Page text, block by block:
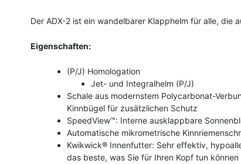
Der ADX-2 ist ein wandelbarer Klapphelm für alle, die
Eigenschaften:
(P/J) Homologation
Jet- und Integralhelm (P/J)
Schale aus modernstem Polycarbonat-
Kinnbügel für zusätzlichen Schutz
SpeedView™: Interne ausklappbare
Automatische mikrometrische
Kwikwick® Innenfutter: Sehr effektiv,
das beste, was Sie für Ihren Kopf tun können